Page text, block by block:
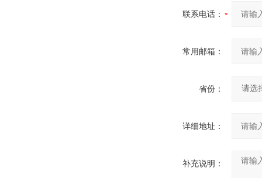
联系电话：
常用邮箱：
省份：
详细地址：
补充说明：